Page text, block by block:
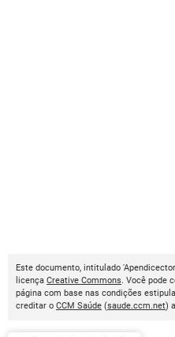
Este documento, intitulado
licença Creative Commons. Você pode
página com base nas condições
creditar o CCM Saúde (saude.ccm.net)